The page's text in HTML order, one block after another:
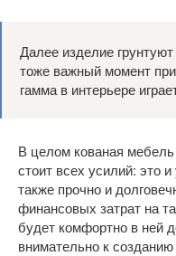
Далее изделие
тоже важный момент
гамма в интерьере
В целом кованая мебель
стоит всех усилий: это
также прочно и
финансовых затрат на
будет комфортно в ней
внимательно к созданию